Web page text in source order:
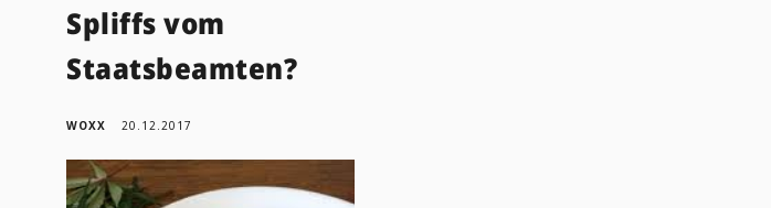
Spliffs vom
Staatsbeamten?
WOXX 20.12.2017